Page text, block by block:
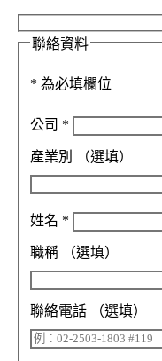
聯絡資料
* 為必填欄位
公司 *
產業別 （選填）
姓名 *
職稱 （選填）
聯絡電話 （選填）